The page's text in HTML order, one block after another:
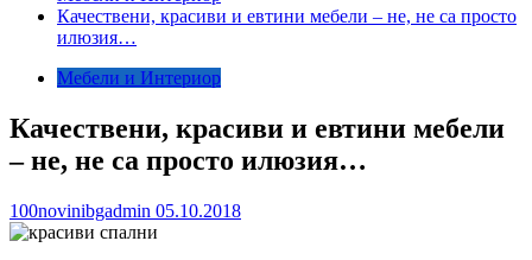
Качествени, красиви и евтини мебели – не, не са просто
илюзия…
Мебели и Интериор
Качествени, красиви и евтини мебели
– не, не са просто илюзия…
100novinibgadmin 05.10.2018